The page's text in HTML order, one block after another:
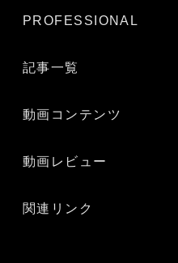
PROFESSIONAL
記事一覧
動画コンテンツ
動画レビュー
関連リンク